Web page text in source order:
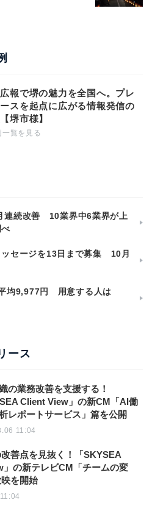
報で堺の魅力を全国へ。プレ
スを起点に広がる情報発信の
堺市様】
一覧を見る
連続改善 10業界中6業界が上
ッセージを13日まで募集 10月
均9,977円 用意する人は
ース
の業務改善を支援する！
Client View」の新CM「AI働
レポートサービス」篇を公開
11:04
善点を見抜く！「SKYSEA
の新テレビCM「チームの変
を開始